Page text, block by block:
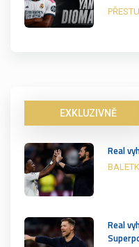
EXKLUZIVNĚ
Real
Real